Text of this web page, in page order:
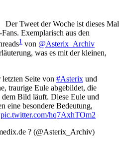
Der Tweet der Woche ist dieses Mal
Exemplarisch aus den
1 von @Asterix_Archiv
was es mit der kleinen,
Seite von #Asterix und
traurige Eule abgebildet, die
Bild läuft. Diese Eule und
eine besondere Bedeutung,
pic.twitter.com/hq7AxhTOm2
? (@Asterix_Archiv)